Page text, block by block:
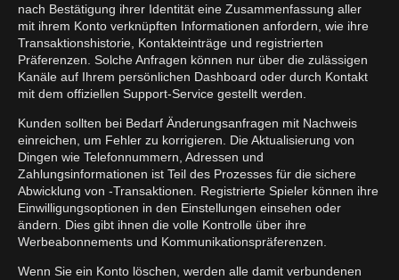
nach Bestätigung ihrer Identität eine Zusammenfassung aller
mit ihrem Konto verknüpften Informationen anfordern, wie ihre
Transaktionshistorie, Kontakteinträge und registrierten
Präferenzen. Solche Anfragen können nur über die zulässigen
Kanäle auf Ihrem persönlichen Dashboard oder durch Kontakt
mit dem offiziellen Support-Service gestellt werden.
Kunden sollten bei Bedarf Änderungsanfragen mit Nachweis
einreichen, um Fehler zu korrigieren. Die Aktualisierung von
Dingen wie Telefonnummern, Adressen und
Zahlungsinformationen ist Teil des Prozesses für die sichere
Abwicklung von -Transaktionen. Registrierte Spieler können ihre
Einwilligungsoptionen in den Einstellungen einsehen oder
ändern. Dies gibt ihnen die volle Kontrolle über ihre
Werbeabonnements und Kommunikationspräferenzen.
Wenn Sie ein Konto löschen, werden alle damit verbundenen